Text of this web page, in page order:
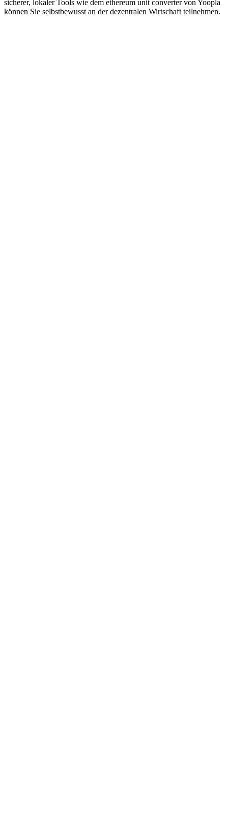
sicherer, lokaler Tools wie dem ethereum unit converter von Yoopla
können Sie selbstbewusst an der dezentralen Wirtschaft teilnehmen.